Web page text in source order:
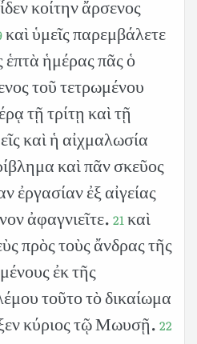
κοίτην ἄρσενος
καὶ ὑμεῖς παρεμβάλετε
ἡμέρας πᾶς ὁ
τοῦ τετρωμένου
τῇ τρίτῃ καὶ τῇ
καὶ ἡ αἰχμαλωσία
καὶ πᾶν σκεῦος
ἐργασίαν ἐξ αἰγείας
ἀφαγνιεῖτε. 21καὶ
πρὸς τοὺς ἄνδρας τῆς
ἐκ τῆς
τοῦτο τὸ δικαίωμα
κύριος τῷ Μωυσῇ. 22